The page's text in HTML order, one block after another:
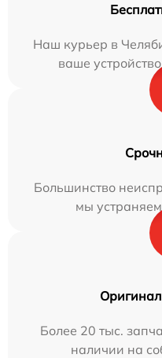
Наш курьер в
ваше
Большинство
мы
Более 20 тыс.
наличии на